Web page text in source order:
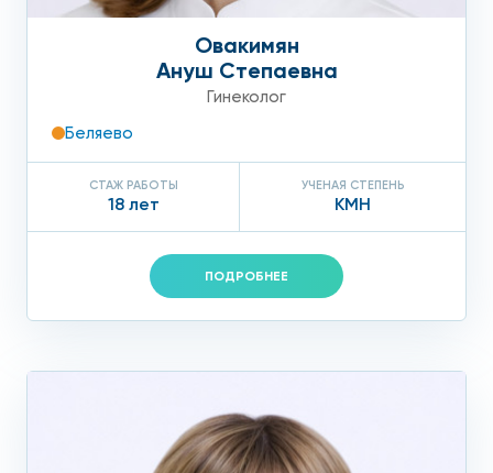
Овакимян
Ануш Степаевна
Гинеколог
Беляево
СТАЖ РАБОТЫ
18 лет
УЧЕНАЯ СТЕПЕНЬ
КМН
ПОДРОБНЕЕ